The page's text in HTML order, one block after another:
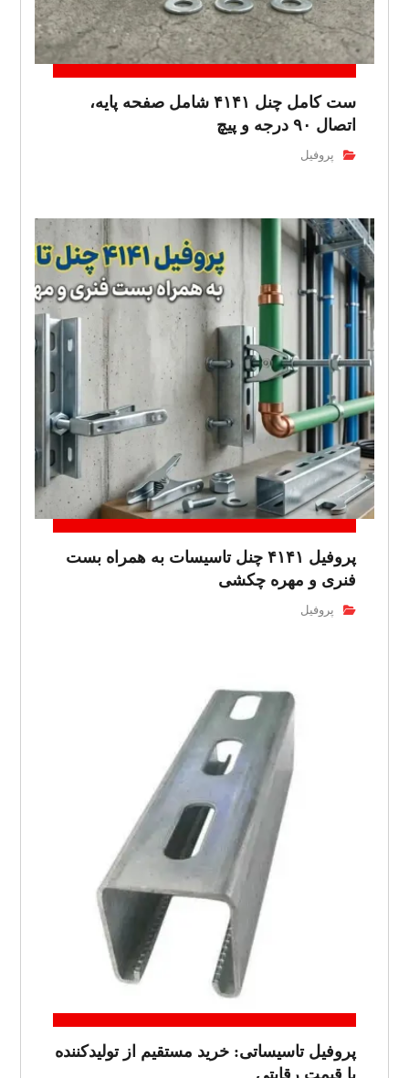
ست کامل چنل ۴۱۴۱ شامل صفحه پایه،
اتصال ۹۰ درجه و پیچ
پروفیل
پروفیل ۴۱۴۱ چنل تاسیسات به همراه بست
فنری و مهره چکشی
پروفیل
پروفیل تاسیساتی: خرید مستقیم از تولیدکننده
با قیمت رقابتی